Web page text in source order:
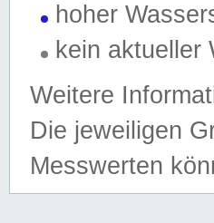
hoher
kein aktueller
Weitere
Die jeweiligen
Messwerten